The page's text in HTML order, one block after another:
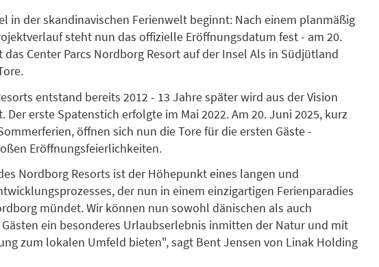
in der skandinavischen Ferienwelt beginnt: Nach einem planmäßig
steht nun das offizielle Eröffnungsdatum fest - am 20.
Center Parcs Nordborg Resort auf der Insel Als in Südjütland
entstand bereits 2012 - 13 Jahre später wird aus der Vision
Der erste Spatenstich erfolgte im Mai 2022. Am 20. Juni 2025, kurz
öffnen sich nun die Tore für die ersten Gäste -
Eröffnungsfeierlichkeiten.
Nordborg Resorts ist der Höhepunkt eines langen und
der nun in einem einzigartigen Ferienparadies
mündet. Wir können nun sowohl dänischen als auch
ein besonderes Urlaubserlebnis inmitten der Natur und mit
zum lokalen Umfeld bieten", sagt Bent Jensen von Linak Holding